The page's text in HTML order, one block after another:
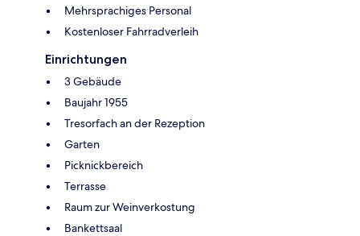
Mehrsprachiges Personal
Kostenloser Fahrradverleih
Einrichtungen
3 Gebäude
Baujahr 1955
Tresorfach an der Rezeption
Garten
Picknickbereich
Terrasse
Raum zur Weinverkostung
Bankettsaal